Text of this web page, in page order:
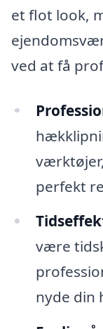
et flot look,
ved at få
perfekt
være
nyde din